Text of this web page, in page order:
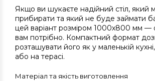
Якщо ви шукаєте надійний стіл, який
прибирати та який не буде займати
цей варіант розміром 1000х800 мм —
вам потрібно. Компактний формат
розташувати його як у маленькій кухні,
або на терасі.
Матеріал та якість виготовлення